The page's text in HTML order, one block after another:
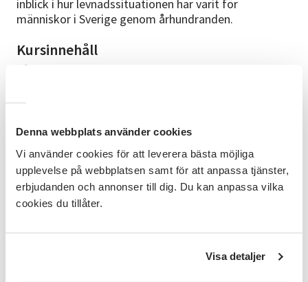
Denna webbplats använder cookies
Vi använder cookies för att leverera bästa möjliga
upplevelse på webbplatsen samt för att anpassa tjänster,
erbjudanden och annonser till dig. Du kan anpassa vilka
cookies du tillåter.
Visa detaljer
inblick i hur levnadssituationen har varit för
människor i Sverige genom århundranden.
Kursinnehåll
Våra erfarna ledare kommer att ge dig verktyg och
vidare i din forskning.
Studiematerial
Ett förmånligt abonnemang på Arkiv Digital kommer
att erbjudas till de som deltar i vår kurs/cirkel. Vi
använder delar ur olika böcker om släktforskning, tex
”Släktforska steg för steg”. Kostnaden för
studiematerial tillkommer och betalas via faktura i